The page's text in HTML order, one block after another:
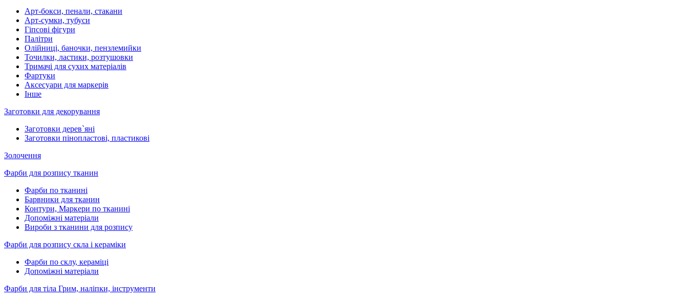
Арт-бокси, пенали, стакани
Арт-сумки, тубуси
Гіпсові фігури
Палітри
Олійниці, баночки, пензлемийки
Точилки, ластики, розтушовки
Тримачі для сухих матеріалів
Фартуки
Аксесуари для маркерів
Інше
Заготовки для декорування
Заготовки дерев`яні
Заготовки пінопластові, пластикові
Золочення
Фарби для розпису тканин
Фарби по тканині
Барвники для тканин
Контури, Маркери по тканині
Допоміжні матеріали
Вироби з тканини для розпису
Фарби для розпису скла і кераміки
Фарби по склу, кераміці
Допоміжні матеріали
Фарби для тіла Грим, наліпки, інструменти